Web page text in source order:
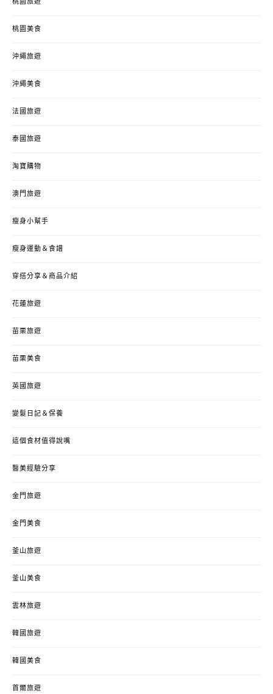
桃園旅遊
桃園美食
沖繩旅遊
沖繩美食
法國旅遊
泰國旅遊
淘寶購物
澳門旅遊
瘦身小幫手
瘦身運動＆食譜
穿搭分享＆商品介紹
花蓮旅遊
苗栗旅遊
苗栗美食
英國旅遊
變髮日記＆保養
這個食材值得說嘴
醫美經驗分享
金門旅遊
金門美食
釜山旅遊
釜山美食
雲林旅遊
韓國旅遊
韓國美食
首爾旅遊